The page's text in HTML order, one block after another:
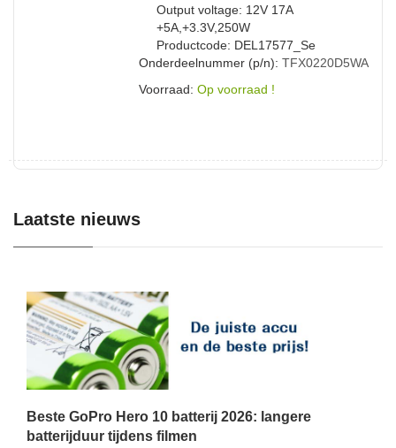
Output voltage: 12V 17A
+5A,+3.3V,250W
Productcode: DEL17577_Se
Onderdeelnummer (p/n): TFX0220D5WA
Voorraad: Op voorraad !
Laatste nieuws
Beste GoPro Hero 10 batterij 2026: langere
batterijduur tijdens filmen